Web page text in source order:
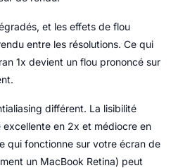
et les effets de flou
entre les résolutions. Ce qui
1x devient un flou prononcé sur
différent. La lisibilité
en 2x et médiocre en
qui fonctionne sur votre écran de
un MacBook Retina) peut